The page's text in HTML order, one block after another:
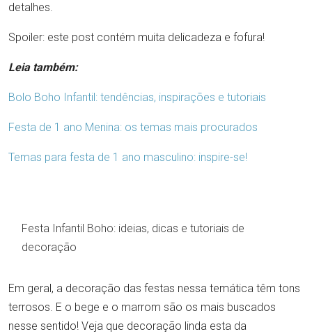
detalhes.
Spoiler: este post contém muita delicadeza e fofura!
Leia também:
Bolo Boho Infantil: tendências, inspirações e tutoriais
Festa de 1 ano Menina: os temas mais procurados
Temas para festa de 1 ano masculino: inspire-se!
Festa Infantil Boho: ideias, dicas e tutoriais de
decoração
Em geral, a decoração das festas nessa temática têm tons
terrosos. E o bege e o marrom são os mais buscados
nesse sentido! Veja que decoração linda esta da